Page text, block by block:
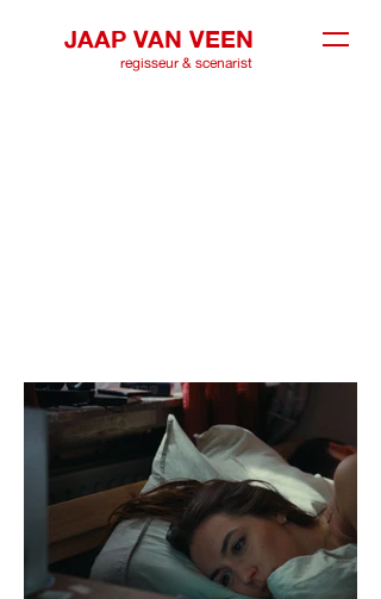
JAAP VAN VEEN
regisseur & scenarist